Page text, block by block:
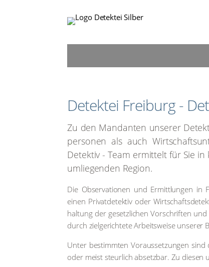
Detek­tei Frei­burg -
Zu den Man­dan­ten unse­rer
per­so­nen als auch
Detek­tiv - Team ermit­telt für Sie
umlie­gen­den Regi­on.
Die Obser­va­tio­nen und Ermitt­lun­gen in
einen Pri­vat­de­tek­tiv oder
hal­tung der gesetz­li­chen Vor­schrif­ten
durch ziel­ge­rich­te­te Arbeits­wei­se unse­rer
Unter bestimm­ten Vor­aus­set­zun­gen sind
oder meist steur­lich absetz­bar. Zu